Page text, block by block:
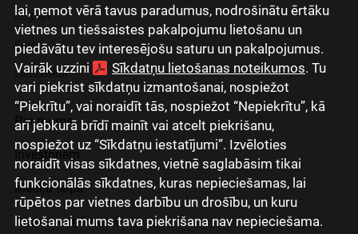
lai, ņemot vērā tavus paradumus, nodrošinātu ērtāku
vietnes un tiešsaistes pakalpojumu lietošanu un
piedāvātu tev interesējošu saturu un pakalpojumus.
Vairāk uzzini
Sīkdatņu lietošanas noteikumos. Tu
vari piekrist sīkdatņu izmantošanai, nospiežot
“Piekrītu”, vai noraidīt tās, nospiežot “Nepiekrītu”, kā
arī jebkurā brīdī mainīt vai atcelt piekrišanu,
nospiežot uz “Sīkdatņu iestatījumi”. Izvēloties
noraidīt visas sīkdatnes, vietnē saglabāsim tikai
funkcionālās sīkdatnes, kuras nepieciešamas, lai
rūpētos par vietnes darbību un drošību, un kuru
lietošanai mums tava piekrišana nav nepieciešama.
English
Eesti
Lietuviškai
Par mums
Investoriem
Mediju telpa
Grupas uzņēmumi